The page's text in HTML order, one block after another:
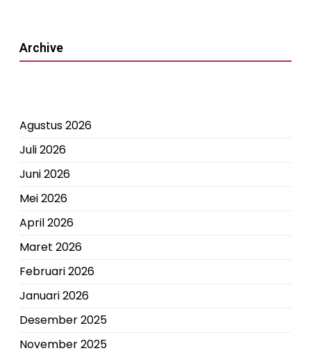
Archive
Agustus 2026
Juli 2026
Juni 2026
Mei 2026
April 2026
Maret 2026
Februari 2026
Januari 2026
Desember 2025
November 2025